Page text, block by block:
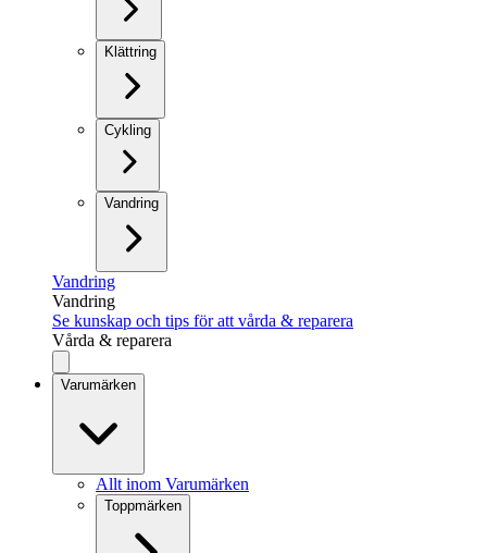
Klättring
Cykling
Vandring
Vandring
Vandring
Se kunskap och tips för att vårda & reparera
Vårda & reparera
Varumärken
Allt inom Varumärken
Toppmärken